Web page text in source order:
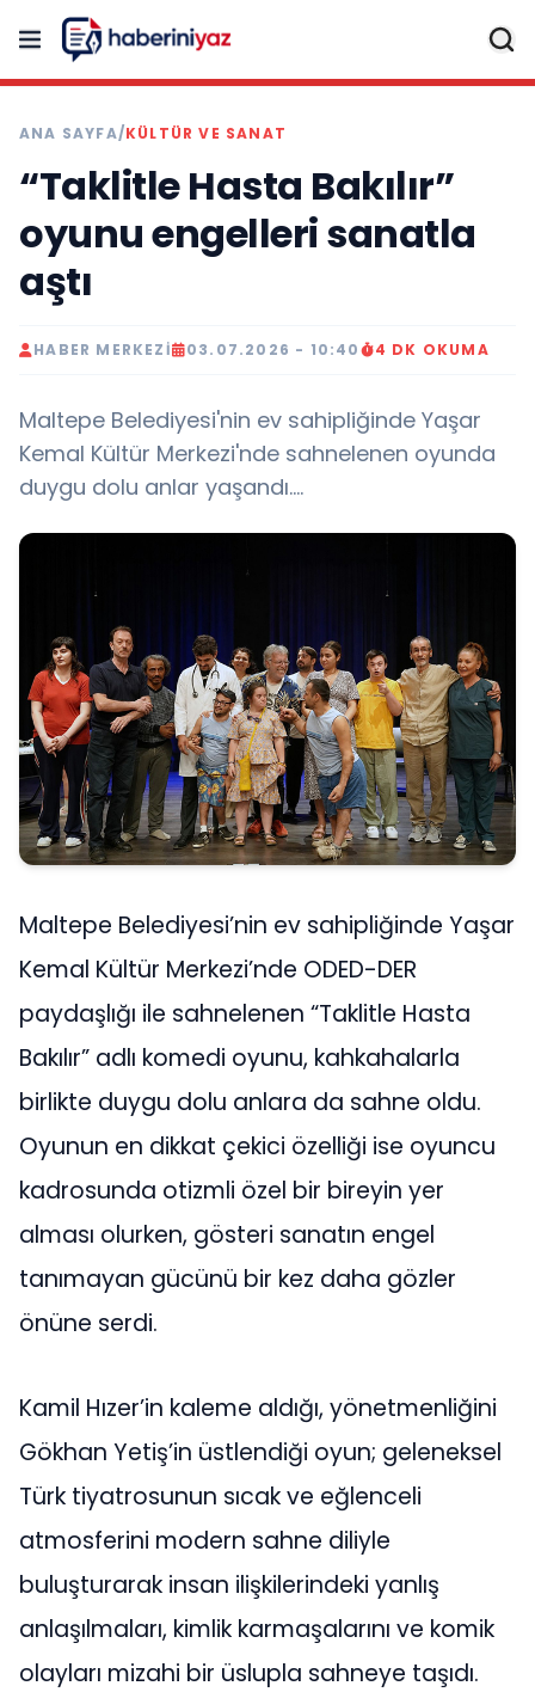
ANA SAYFA/KÜLTÜR VE SANAT
“Taklitle Hasta Bakılır”
oyunu engelleri sanatla
aştı
HABER MERKEZI 03.07.2026 - 10:40 4 DK OKUMA
Maltepe Belediyesi'nin ev sahipliğinde Yaşar
Kemal Kültür Merkezi'nde sahnelenen oyunda
duygu dolu anlar yaşandı....
Maltepe Belediyesi’nin ev sahipliğinde Yaşar
Kemal Kültür Merkezi’nde ODED-DER
paydaşlığı ile sahnelenen “Taklitle Hasta
Bakılır” adlı komedi oyunu, kahkahalarla
birlikte duygu dolu anlara da sahne oldu.
Oyunun en dikkat çekici özelliği ise oyuncu
kadrosunda otizmli özel bir bireyin yer
alması olurken, gösteri sanatın engel
tanımayan gücünü bir kez daha gözler
önüne serdi.
Kamil Hızer’in kaleme aldığı, yönetmenliğini
Gökhan Yetiş’in üstlendiği oyun; geleneksel
Türk tiyatrosunun sıcak ve eğlenceli
atmosferini modern sahne diliyle
buluşturarak insan ilişkilerindeki yanlış
anlaşılmaları, kimlik karmaşalarını ve komik
olayları mizahi bir üslupla sahneye taşıdı.